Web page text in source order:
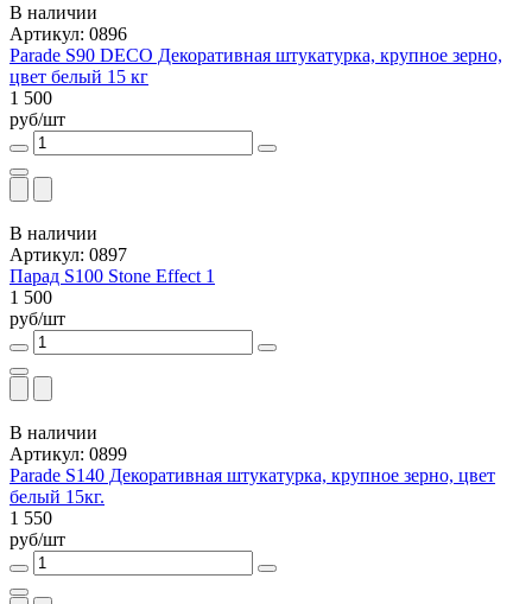
В наличии
Артикул: 0896
Parade S90 DECO Декоративная штукатурка, крупное зерно,
цвет белый 15 кг
1 500
руб/шт
В наличии
Артикул: 0897
Парад S100 Stone Effect 1
1 500
руб/шт
В наличии
Артикул: 0899
Parade S140 Декоративная штукатурка, крупное зерно, цвет
белый 15кг.
1 550
руб/шт